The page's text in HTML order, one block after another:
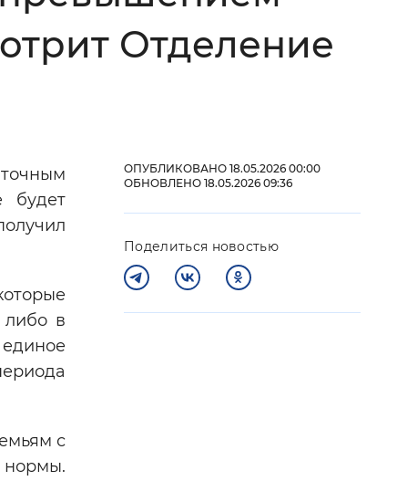
Отделение
будет
либо в
с
ОПУБЛИКОВАНО 18.05.2026 00:00
ОБНОВЛЕНО 18.05.2026 09:36
Поделиться новостью